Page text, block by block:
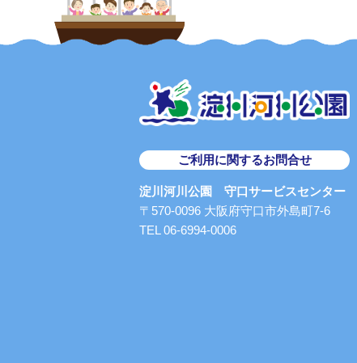
ご利用に関するお問合せ
淀川河川公園 守口サービスセンター
〒570-0096 大阪府守口市外島町7-6
TEL 06-6994-0006